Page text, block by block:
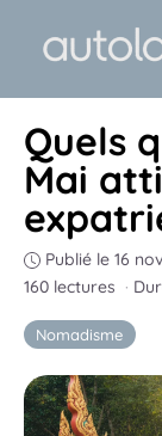
Nomadisme
Quels
Mai
Publié le 16
160 lectures ·